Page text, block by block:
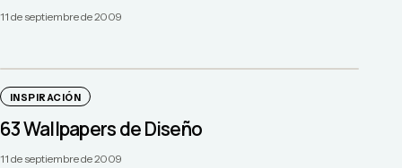
11 de septiembre de 2009
INSPIRACIÓN
63 Wallpapers de Diseño
11 de septiembre de 2009